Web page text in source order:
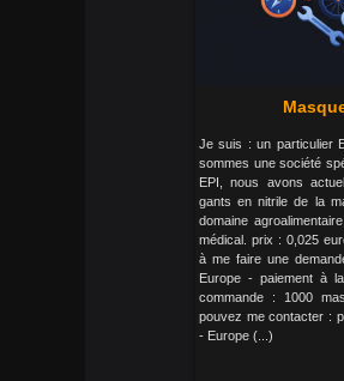
Je suis : un particulier
sommes une société
EPI, nous avons
gants en nitrile de la
domaine
médical. prix : 0,025
à me faire une
Europe - paiement à
commande : 1000
pouvez me contacter :
- Europe (...)